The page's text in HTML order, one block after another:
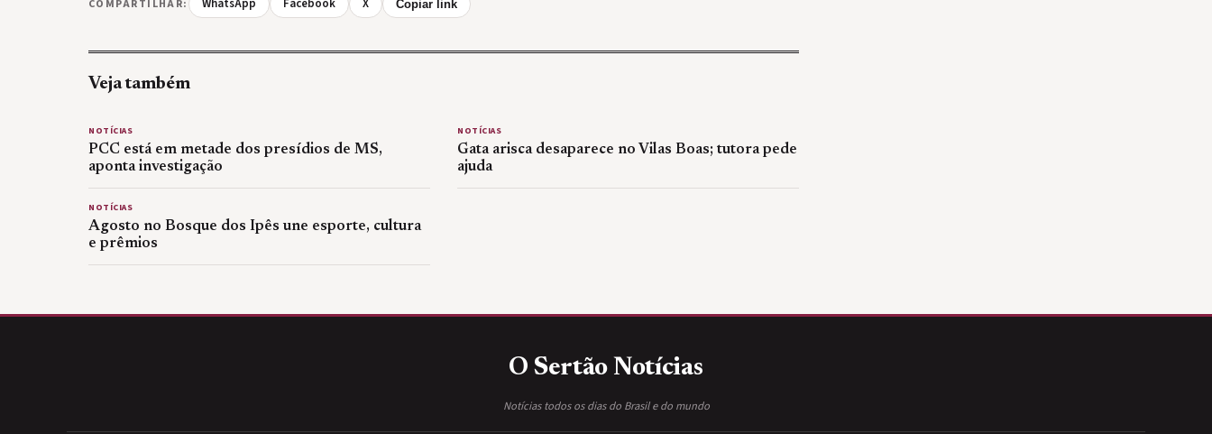
COMPARTILHAR: WhatsApp Facebook X Copiar link
Veja também
NOTÍCIAS
PCC está em metade dos presídios de MS,
aponta investigação
NOTÍCIAS
Gata arisca desaparece no Vilas Boas; tutora pede
ajuda
NOTÍCIAS
Agosto no Bosque dos Ipês une esporte, cultura
e prêmios
O Sertão Notícias
Notícias todos os dias do Brasil e do mundo